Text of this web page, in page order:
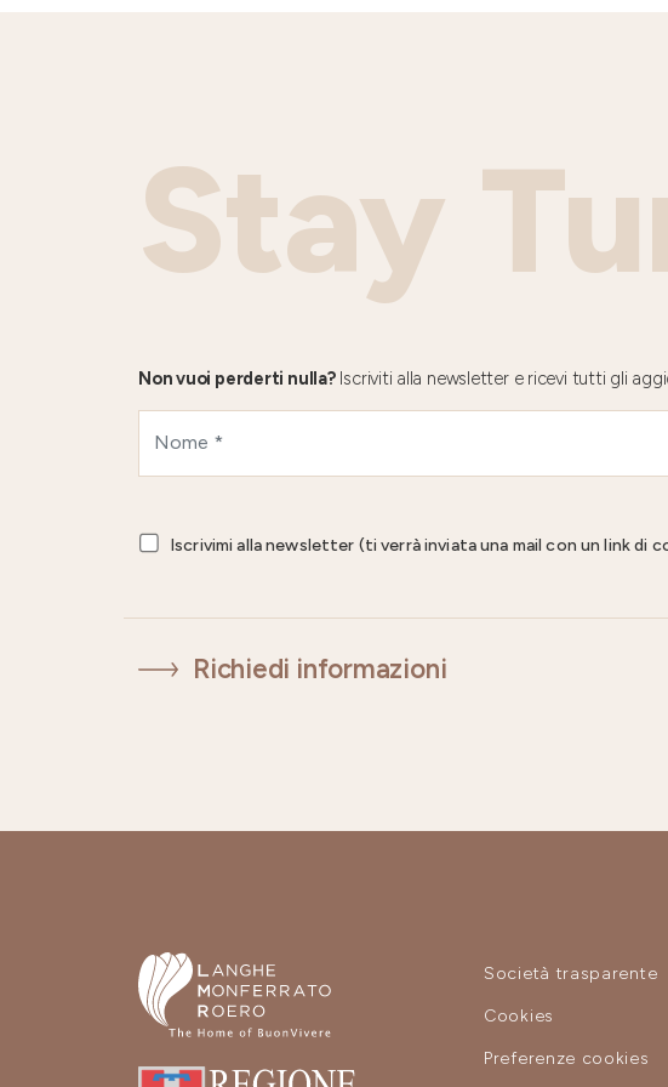
Stay
Non vuoi perderti nulla?Iscriviti alla newsletter e ricevi tutti gli
Iscrivimi alla newsletter (ti verrà inviata una mail con un link di
Richiedi informazioni
Società trasparente
Cookies
Preferenze cookies